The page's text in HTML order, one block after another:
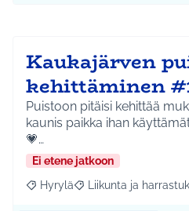
Kaukajärven
kehittäminen
Puistoon pitäisi kehittää
kaunis paikka ihan
💗…
Ei etene jatkoon
Rajaa tulokset aihepiirin
Hyrylä Rajaa tulokset
Liikunta ja